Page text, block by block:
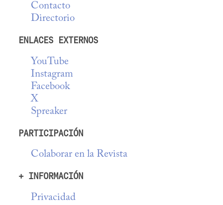
Contacto
Directorio
ENLACES EXTERNOS
YouTube
Instagram
Facebook
X
Spreaker
PARTICIPACIÓN
Colaborar en la Revista
+ INFORMACIÓN
Privacidad